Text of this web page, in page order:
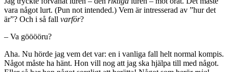
vara något lurt. (Pun not intended.) Vem är intresserad av ”hur det
är”? Och i så fall varför?
– Va gööööru?
Aha. Nu hörde jag vem det var: en i vanliga fall helt normal kompis.
Något måste ha hänt. Hon vill nog att jag ska hjälpa till med något.